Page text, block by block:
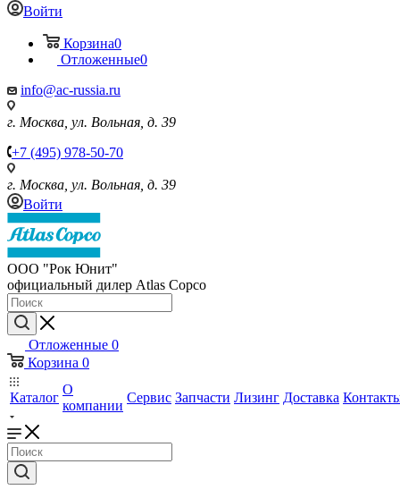
Войти
Корзина0
Отложенные0
info@ac-russia.ru
г. Москва, ул. Вольная, д. 39
+7 (495) 978-50-70
г. Москва, ул. Вольная, д. 39
Войти
ООО "Рок Юнит"
официальный дилер Atlas Copco
Отложенные 0
Корзина 0
Каталог
О
компании
Сервис Запчасти Лизинг Доставка